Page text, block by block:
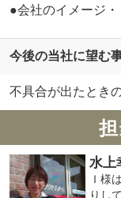
●会社のイメージ
今後の当社に望む
不具合が出たとき
水上
Ｉ様
りし